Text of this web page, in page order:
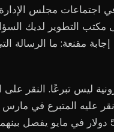
اجتماعات مجلس
مكتب التطوير لديك
إجابة مقنعة: ما الرسالة
ليس تبرعًا. النقر
عليه المتبرع في مارس
أرسله بقيمة 5000 دولار في مايو يفصل